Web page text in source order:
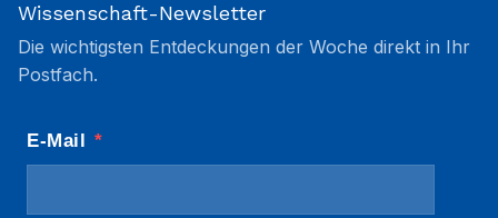
Wissenschaft-Newsletter
Die wichtigsten Entdeckungen der Woche direkt in Ihr
Postfach.